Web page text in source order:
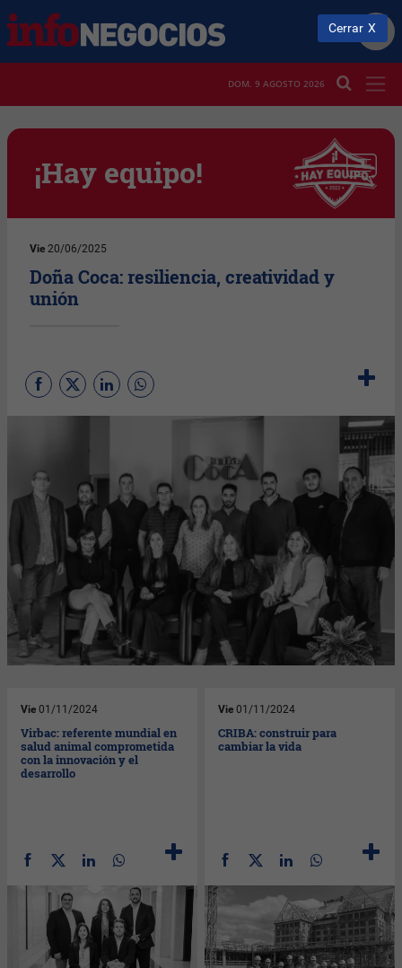
DOM. 9 AGOSTO 2026
Vie 20/06/2025
Doña Coca: resiliencia, creatividad y
unión
Vie 01/11/2024
Virbac: referente mundial en
salud animal comprometida
con la innovación y el
desarrollo
Vie 01/11/2024
CRIBA: construir para
cambiar la vida
Cerrar